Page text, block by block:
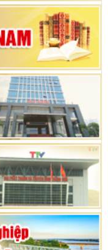
lần thứ nhất,
lần thứ 9, Quốc
24, HĐND tỉnh
kỳ 2021 - 2026
Hội đồng nhân dân